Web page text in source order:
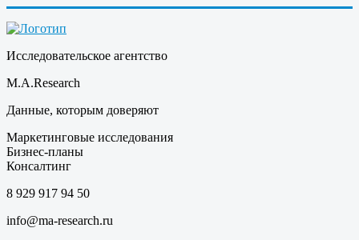
Исследовательское агентство
M.A.Research
Данные, которым доверяют
Маркетинговые исследования
Бизнес-планы
Консалтинг
8 929 917 94 50
info@ma-research.ru